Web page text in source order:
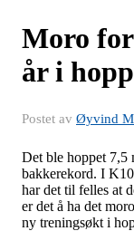
Moro
år i
Postet av Øyvind
Det ble hoppet 7,5
bakkerekord. I
har det til felles at
er det å ha det
ny treningsøkt i